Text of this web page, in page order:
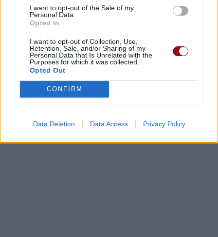
I want to opt-out of the Sale of my
Personal Data.
Opted In
I want to opt-out of Collection, Use,
Retention, Sale, and/or Sharing of my
Personal Data that Is Unrelated with the
Purposes for which it was collected.
Opted Out
CONFIRM
Data Deletion Data Access Privacy Policy